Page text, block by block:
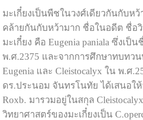
มะเกี๋ยงเป็นพืชในวงศ์เดียวกันกับห
คล้ายกันกับหว้ามาก ชื่อในอดีต ชื่อ
มะเกี๋ยง คือ Eugenia paniala ซึ่งเป็
พ.ศ.2375 และจากการศึกษาทบทว
Eugenia และ Cleistocalyx ใน พ.ศ
ดร.ประนอม จันทรโนทัย ได้เสนอให้
Roxb. มารวมอยู่ในสกุล
วิทยาศาสตร์ของมะเกี๋ยงเป็น